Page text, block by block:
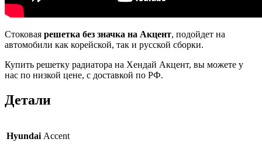
Стоковая решетка без значка на Акцент, подойдет на
автомобили как корейской, так и русской сборки.
Купить решетку радиатора на Хендай Акцент, вы можете у
нас по низкой цене, с доставкой по РФ.
Детали
Hyundai Accent